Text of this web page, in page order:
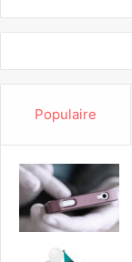
Populaire